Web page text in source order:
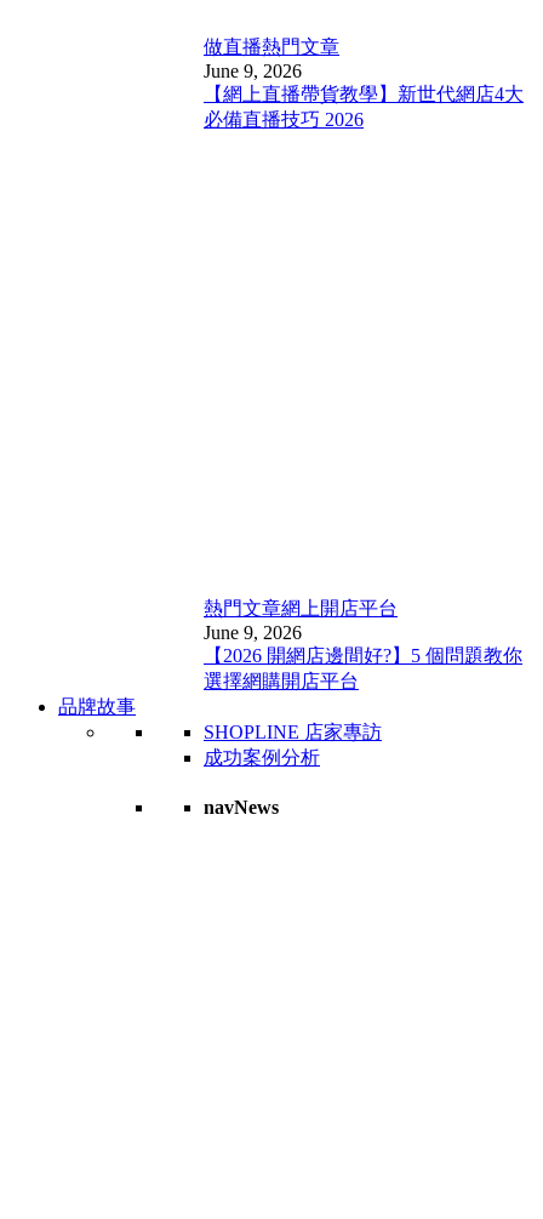
做直播熱門文章
June 9, 2026
【網上直播帶貨教學】新世代網店4大
必備直播技巧 2026
熱門文章網上開店平台
June 9, 2026
【2026 開網店邊間好?】5 個問題教你
選擇網購開店平台
品牌故事
SHOPLINE 店家專訪
成功案例分析
navNews